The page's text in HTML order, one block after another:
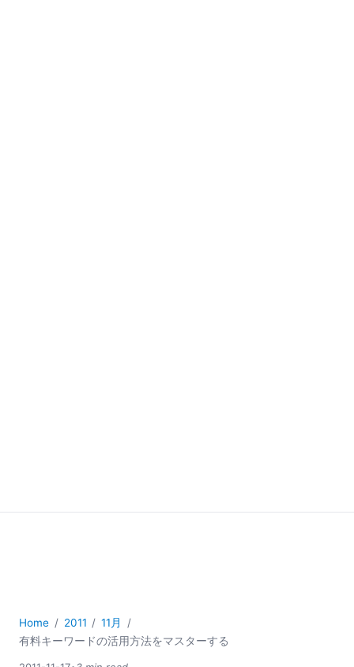
Home 2011
11月
有料キーワードの活用方法をマスターする